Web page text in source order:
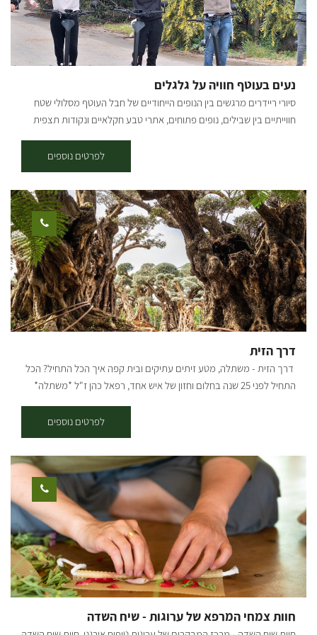
אשר חלקם אף מגיע מגינת הירק. הסדנאות מועברות במושב שרשרת
שבדרום, יתר השירותים ניתנים מאיזור הדרום (וצפון הנגב) ועד מרכז
הארץ. ניתן לרכוש במקום יינות טבעיים ללא חומרים משמרים (בתאום
מראש) סוגי היינות הזמינים לרכישה: קברנה/מרלו/שיראז 2020,
וארוחות של השף רודד אצל השף רודד במושב שרשרת - ימי שישי ביקב
רודד אחרי הפסקה ביום שישי נפתח לקהל הרחב את היקב שלנו, בואו
להתפנק בטעימות יין, תפריט בשרי עשיר, סיורים ביקב, טיול במשק ועוד…
לרגל הפתיחה טעימה של 2 סוגי יין - בחינם! אז מחכים לכם כל יום שישי בין
נעים בעוטף חוויה על גלגלים
סיורי ריידרים מרגשים בין הנופים הייחודיים של חבל העוטף מסלולי שטח
חווייתיים בין שבילים, נופים פתוחים, אתרי טבע חקלאיים ונקודות תצפית
האישית ומהסיפור המקומי והכל באווירה קלילה, מהנה ובטוחה. משך הסיור
בין שעה לשעתיים (בהתאם לבחירה). למי זה מתאים: הרכיבה מגיל 16
ומעלה , ילדים בגילאי 1-4 במושב רתום מאחורה, ילדים בגילאי 5-12 ניתן
להרכיב עם ההורה. * יש להגיע עם נעליים סגורות ולחתום על הצהרת
בריאות. שעות פעילות: ימים א'-ו' בתיאום מראש. להזמנות:
לפרטים נוספים
דרך הזית
דרך הזית - משתלה, מטע זיתים עתיקים ובית קפה איך הכל התחיל? הכל
התחיל לפני 25 שנה בחלום וחזון של איש אחד, רפאל כהן ז"ל *משתלה*
תמיר שהיה אחרי שירות צבאי לנהל את המשתלה. עם חזון ואמונה הקים
תמיר משתלה שמגדלת צמחים ומשווקת למשתלות בכל רחבי הארץ.. לפני
כשמונה שנים כאשר רצה לקנות עץ זית לביתו, פיתח תמיר אהבה לעצי
הזית, והחל באוסף עצי הזית, שהפך לאוסף הגדול בארץ! עם התפרצות
הקורונה החליט תמיר לפתוח את משתלת הבוטיק ״דרך הזית״ שבמרכזה
בית קפה, בו ניתן להנות ממגוון ארוחות, כמו ארוחות בוקר, פיצות, פוקצ’ות,
טוסטים, סלטים וכו׳.. קיימים אצלנו מגוון גדול של עצים בוגרים
וצעירים-ליצ'י מנגו אבוקדו ועוד שפע רב של עצי פרי. במטע זיתים ישנן
פינות חמד לישיבה, לבילוי זוגי או משפחתי. אפשר לאסוף מבית הקפה שלנו
שייקים/ מיצים סחוטים/ קפה ולרדת למטע הצמוד להנות בצלם של עצי
הזית והפרי באוירה עתיקה. אתם מוזמנים לחוויה של צמחים - אוכל - אהבה
לפרטים נוספים
חוות צמחי המרפא של ערוגות - שיח השדה